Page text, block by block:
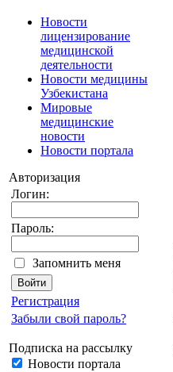
Новости
лицензирование
медицинской
деятельности
Новости медицины
Узбекистана
Мировые
медицинские
новости
Новости портала
Авторизация
Логин:
Пароль:
Запомнить меня
Регистрация
Забыли свой пароль?
Подписка на рассылку
Новости портала